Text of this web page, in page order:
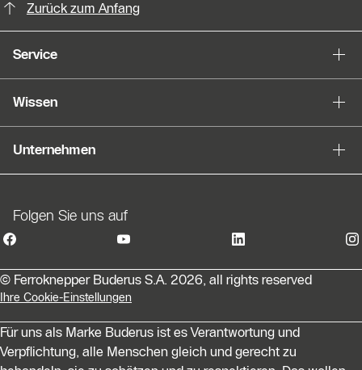
Slider Bildergalerie
Zurück zum Anfang
Service
Wissen
Unternehmen
Folgen Sie uns auf
© Ferroknepper Buderus S.A. 2026, all rights reserved
Ihre Cookie-Einstellungen
Für uns als Marke Buderus ist es Verantwortung und
Verpflichtung, alle Menschen gleich und gerecht zu